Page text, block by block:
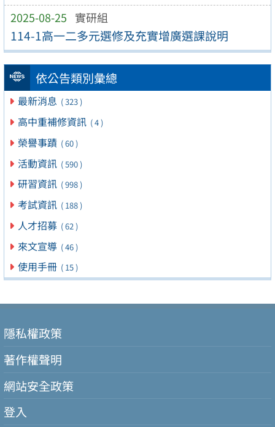
2025-08-25 實研組
114-1高一二多元選修及充實增廣選課說明
依公告類別彙總
最新消息 ( 323 )
高中重補修資訊 ( 4 )
榮譽事蹟 ( 60 )
活動資訊 ( 590 )
研習資訊 ( 998 )
考試資訊 ( 188 )
人才招募 ( 62 )
來文宣導 ( 46 )
使用手冊 ( 15 )
隱私權政策
著作權聲明
網站安全政策
登入